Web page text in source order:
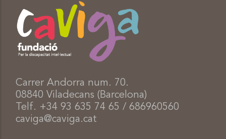
Carrer Andorra num. 70.
08840 Viladecans (Barcelona)
Telf. +34 93 635 74 65 / 686960560
caviga@caviga.cat